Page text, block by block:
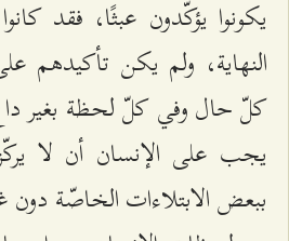
يكونوا يؤكّدون عبثًا، فقد
النهاية، ولم يكن تأكيدهم
كلّ حال وفي كلّ لحظة بغير داع،
يجب على الإنسان أن لا
ببعض الابتلاءات الخاصّة